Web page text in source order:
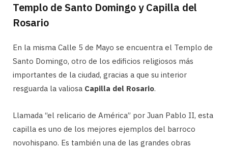
Templo de Santo Domingo y Capilla del
Rosario
En la misma Calle 5 de Mayo se encuentra el Templo de
Santo Domingo, otro de los edificios religiosos más
importantes de la ciudad, gracias a que su interior
resguarda la valiosa Capilla del Rosario.
Llamada “el relicario de América” por Juan Pablo II, esta
capilla es uno de los mejores ejemplos del barroco
novohispano. Es también una de las grandes obras